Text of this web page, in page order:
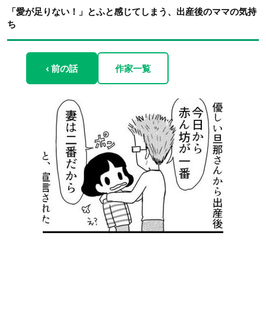
「愛が足りない！」とふと感じてしまう、出産後のママの気持
ち
‹ 前の話 作家一覧